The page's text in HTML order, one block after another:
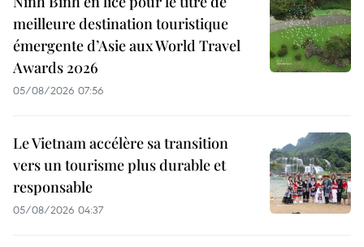
meilleure destination touristique
émergente d’Asie aux World Travel
Awards 2026
05/08/2026 07:56
Le Vietnam accélère sa transition
vers un tourisme plus durable et
responsable
05/08/2026 04:37